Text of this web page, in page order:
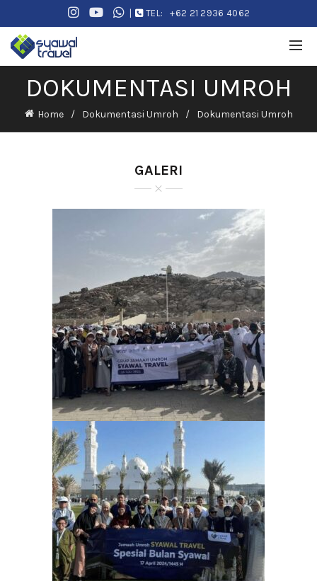
TEL: +62 21 2936 4062
DOKUMENTASI UMROH
Home Dokumentasi Umroh Dokumentasi Umroh
GALERI